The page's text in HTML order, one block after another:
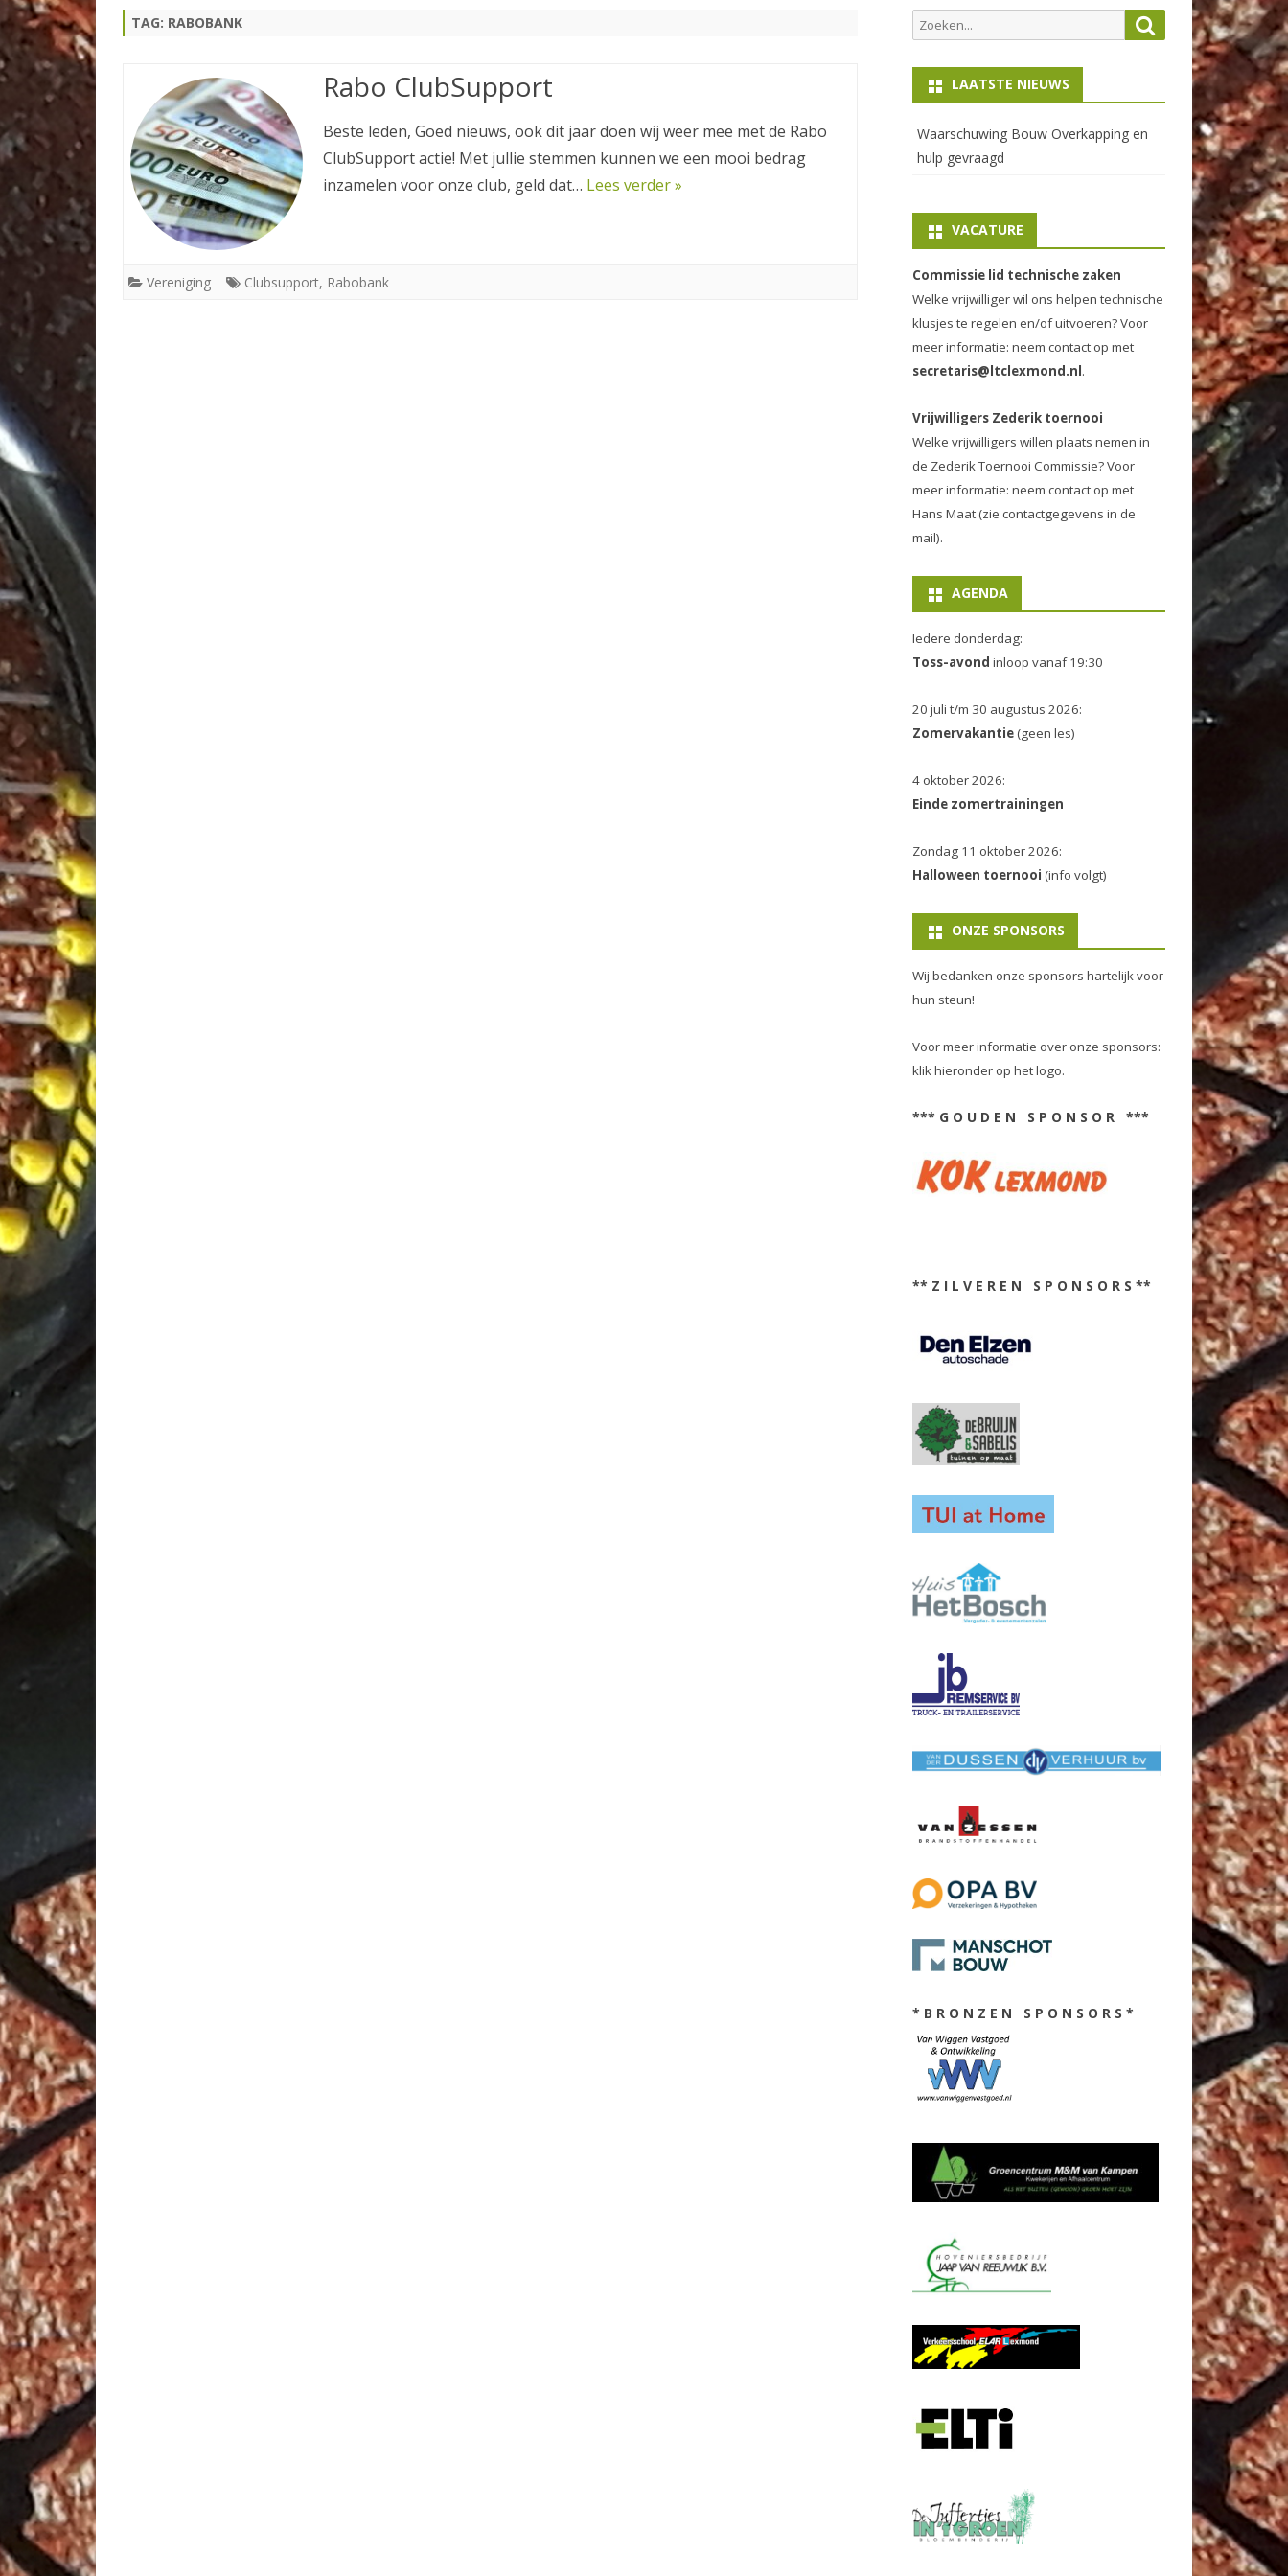
TAG: RABOBANK
Rabo ClubSupport
Beste leden, Goed nieuws, ook dit jaar doen wij weer mee met de Rabo
ClubSupport actie! Met jullie stemmen kunnen we een mooi bedrag
inzamelen voor onze club, geld dat… Lees verder »
Vereniging Clubsupport, Rabobank
Zoeken
naar:
Zoeken
LAATSTE NIEUWS
Waarschuwing Bouw Overkapping en
hulp gevraagd
VACATURE
Commissie lid technische zaken
Welke vrijwilliger wil ons helpen technische
klusjes te regelen en/of uitvoeren? Voor
meer informatie: neem contact op met
secretaris@ltclexmond.nl .
Vrijwilligers Zederik toernooi
Welke vrijwilligers willen plaats nemen in
de Zederik Toernooi Commissie? Voor
meer informatie: neem contact op met
Hans Maat (zie contactgegevens in de
mail).
AGENDA
Iedere donderdag:
Toss-avond inloop vanaf 19:30
20 juli t/m 30 augustus 2026:
Zomervakantie(geen les)
4 oktober 2026:
Einde zomertrainingen
Zondag 11 oktober 2026:
Halloween toernooi (info volgt)
ONZE SPONSORS
Wij bedanken onze sponsors hartelijk voor
hun steun!
Voor meer informatie over onze sponsors:
klik hieronder op het logo.
*** G O U D E N S P O N S O R ***
** Z I L V E R E N S P O N S O R S **
* B R O N Z E N S P O N S O R S *